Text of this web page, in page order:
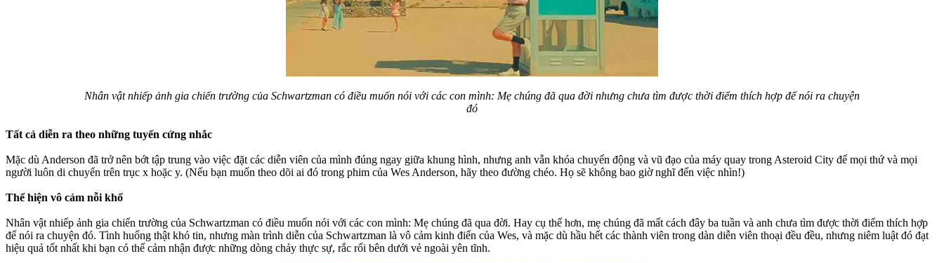
Nhân vật nhiếp ảnh gia chiến trường của Schwartzman có điều muốn nói với các con mình: Mẹ chúng đã qua đời nhưng chưa tìm được thời điểm thích hợp để nói ra chuyện
đó
Tất cả diễn ra theo những tuyến cứng nhắc
Mặc dù Anderson đã trở nên bớt tập trung vào việc đặt các diễn viên của mình đúng ngay giữa khung hình, nhưng anh vẫn khóa chuyển động và vũ đạo của máy quay trong Asteroid City để mọi thứ và mọi
người luôn di chuyển trên trục x hoặc y. (Nếu bạn muốn theo dõi ai đó trong phim của Wes Anderson, hãy theo đường chéo. Họ sẽ không bao giờ nghĩ đến việc nhìn!)
Thể hiện vô cảm nỗi khổ
Nhân vật nhiếp ảnh gia chiến trường của Schwartzman có điều muốn nói với các con mình: Mẹ chúng đã qua đời. Hay cụ thể hơn, mẹ chúng đã mất cách đây ba tuần và anh chưa tìm được thời điểm thích hợp
để nói ra chuyện đó. Tình huống thật khó tin, nhưng màn trình diễn của Schwartzman là vô cảm kinh điển của Wes, và mặc dù hầu hết các thành viên trong dàn diễn viên thoại đều đều, nhưng niêm luật đó đạt
hiệu quả tốt nhất khi bạn có thể cảm nhận được những dòng chảy thực sự, rắc rối bên dưới vẻ ngoài yên tĩnh.